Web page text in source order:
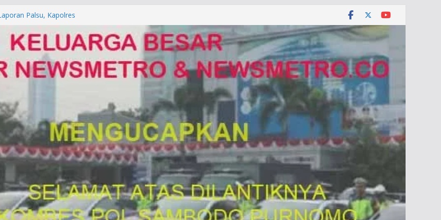
Palsu, Kapolres
PUNGLI SIM
Alam di Jawa Barat yang
KUHAP Baru 2026, Tegaskan
Dipidana
DENPASAR DAN
POLDA BALI DIDUGA
ke Mabes Polri